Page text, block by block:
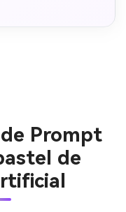
Prompt
de